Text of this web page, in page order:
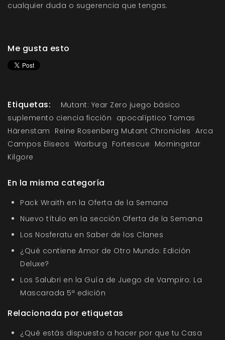
cualquier duda o sugerencia que tengas.
Me gusta esto
Etiquetas:
Mutant: Year Zero juego básico
suplemento ciencia ficción apocalíptico Tomas
Härenstam Reine Rosenberg Mutant Chronicles Arca
Campos Eliseos Warburg Fortescue Morningstar
Kilgore
En la misma categoría
Pack Wraith en la Oferta de la Semana
Nuevo título en la sección Oferta de la Semana
Los Nosferatu en Saber de los Clanes
¿Qué contiene Amor de Otro Mundo: Edición
Deluxe?
Los Salubri en la Guía de Juego de Vampiro: La
Mascarada 5ª edición
Relacionada por etiquetas
¿Qué estás dispuesto a hacer por que tu Casa